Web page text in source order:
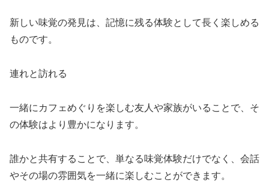
新しい味覚の発見は、記憶に残る体験として長く楽しめる
ものです。
連れと訪れる
一緒にカフェめぐりを楽しむ友人や家族がいることで、そ
の体験はより豊かになります。
誰かと共有することで、単なる味覚体験だけでなく、会話
やその場の雰囲気を一緒に楽しむことができます。